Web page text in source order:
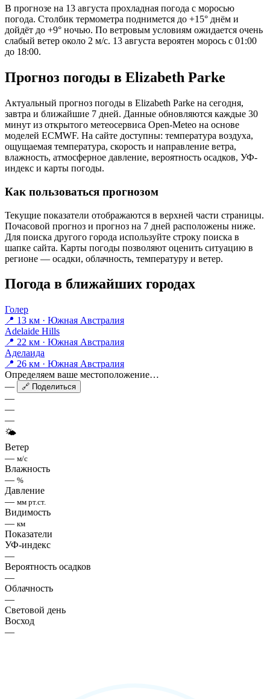
В прогнозе на 13 августа прохладная погода с моросью
погода. Столбик термометра поднимется до +15° днём и
дойдёт до +9° ночью. По ветровым условиям ожидается очень
слабый ветер около 2 м/с. 13 августа вероятен морось с 01:00
до 18:00.
Прогноз погоды в Elizabeth Parkе
Актуальный прогноз погоды в Elizabeth Parkе на сегодня,
завтра и ближайшие 7 дней. Данные обновляются каждые 30
минут из открытого метеосервиса Open-Meteo на основе
моделей ECMWF. На сайте доступны: температура воздуха,
ощущаемая температура, скорость и направление ветра,
влажность, атмосферное давление, вероятность осадков, УФ-
индекс и карты погоды.
Как пользоваться прогнозом
Текущие показатели отображаются в верхней части страницы.
Почасовой прогноз и прогноз на 7 дней расположены ниже.
Для поиска другого города используйте строку поиска в
шапке сайта. Карты погоды позволяют оценить ситуацию в
регионе — осадки, облачность, температуру и ветер.
Погода в ближайших городах
Голер
📍 13 км · Южная Австралия
Adelaide Hills
📍 22 км · Южная Австралия
Аделаида
📍 26 км · Южная Австралия
Определяем ваше местоположение…
—
🔗 Поделиться
—
—
—
🌤
Ветер
— м/с
Влажность
— %
Давление
— мм рт.ст.
Видимость
— км
Показатели
УФ-индекс
—
Вероятность осадков
—
Облачность
—
Световой день
Восход
—